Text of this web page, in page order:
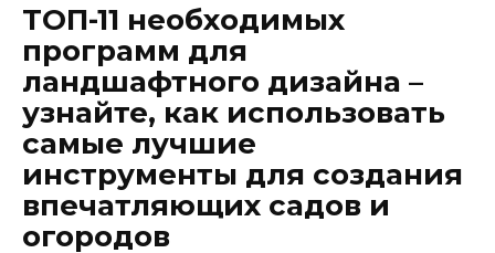
ТОП-11 необходимых
программ для
ландшафтного дизайна –
узнайте, как использовать
самые лучшие
инструменты для создания
впечатляющих садов и
огородов